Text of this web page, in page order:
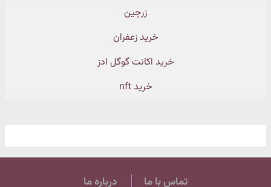
زرچین
خرید زعفران
خرید اکانت گوگل ادز
خرید nft
تماس با ما درباره ما